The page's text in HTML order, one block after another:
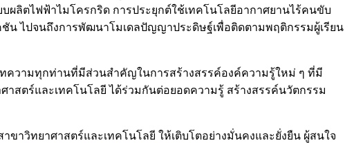
ลิตไฟฟ้าไมโครกริด การประยุกต์ใช้เทคโนโลยีอากาศยานไร้คนขับ
ชัน ไปจนถึงการพัฒนาโมเดลปัญญาประดิษฐ์เพื่อติดตามพฤติกรรมผู้เรียน
วามทุกท่านที่มีส่วนสำคัญในการสร้างสรรค์องค์ความรู้ใหม่ ๆ ที่มี
สตร์และเทคโนโลยี ได้ร่วมกันต่อยอดความรู้ สร้างสรรค์นวัตกรรม
าวิทยาศาสตร์และเทคโนโลยี ให้เติบโตอย่างมั่นคงและยั่งยืน ผู้สนใจ